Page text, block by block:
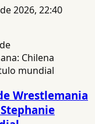
2026, 22:40
Wrestlemania